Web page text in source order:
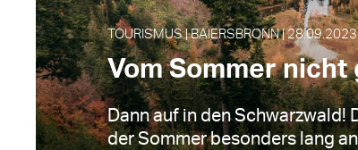
TOURISMUS | BAIERSBRONN | 28.09.2023
Vom Sommer nicht
Dann auf in den Schwarzwald!
der Sommer besonders lang